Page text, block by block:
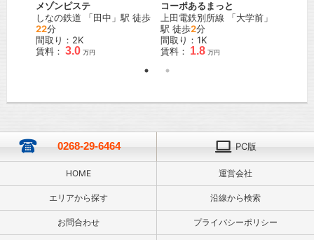
メゾンピステ
しなの鉄道 「田中 」駅 徒歩
22分
間取り：2K
賃料： 3.0 万円
コーポあるまっと
上田電鉄別所線 「大学前 」
駅 徒歩2分
間取り：1K
賃料： 1.8 万円
0268-29-6464 PC版
HOME 運営会社
エリアから探す 沿線から検索
お問合わせ プライバシーポリシー